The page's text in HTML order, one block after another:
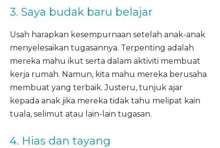
3. Saya budak baru belajar
Usah harapkan kesempurnaan setelah anak-anak
menyelesaikan tugasannya. Terpenting adalah
mereka mahu ikut serta dalam aktiviti membuat
kerja rumah. Namun, kita mahu mereka berusaha
membuat yang terbaik. Justeru, tunjuk ajar
kepada anak jika mereka tidak tahu melipat kain
tuala, selimut atau lain-lain tugasan.
4. Hias dan tayang